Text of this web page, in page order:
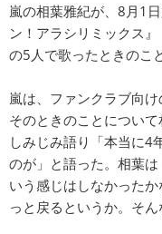
嵐の相葉雅紀が、8月1
ン！アラシリミックス
の5人で歌ったときのこ
嵐は、ファンクラブ向け
そのときのことについ
しみじみ語り「本当に4
のが」と語った。相葉
いう感じはしなかった
っと戻るというか。そ